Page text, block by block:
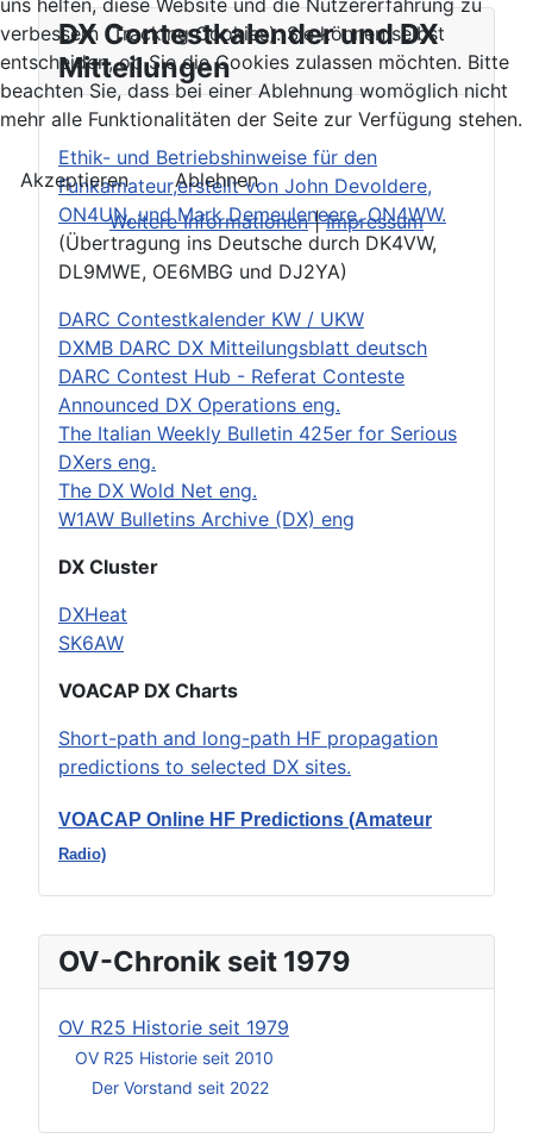
OV-Chronik seit 1979
OV R25 Historie seit 1979
OV R25 Historie seit 2010
Der Vorstand seit 2022
DX Contestkalender und DX
Mitteilungen
Ethik- und Betriebshinweise für den
Funkamateur,erstellt von John Devoldere,
ON4UN, und Mark Demeuleneere, ON4WW.
(Übertragung ins Deutsche durch DK4VW,
DL9MWE, OE6MBG und DJ2YA)
DARC Contestkalender KW / UKW
DXMB DARC DX Mitteilungsblatt deutsch
DARC Contest Hub - Referat Conteste
Announced DX Operations eng.
The Italian Weekly Bulletin 425er for Serious
DXers eng.
The DX Wold Net eng.
W1AW Bulletins Archive (DX) eng
DX Cluster
DXHeat
SK6AW
VOACAP DX Charts
Short-path and long-path HF propagation
predictions to selected DX sites.
VOACAP Online HF Predictions (Amateur
Radio)
uns helfen, diese Website und die Nutzererfahrung zu
verbessern (Tracking Cookies). Sie können selbst
entscheiden, ob Sie die Cookies zulassen möchten. Bitte
beachten Sie, dass bei einer Ablehnung womöglich nicht
mehr alle Funktionalitäten der Seite zur Verfügung stehen.
Akzeptieren
Ablehnen
Weitere Informationen|Impressum